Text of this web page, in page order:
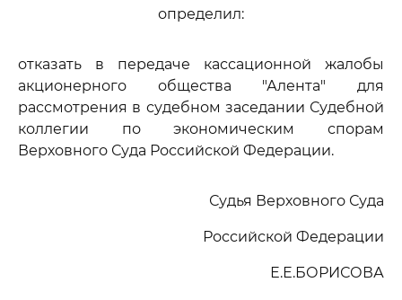
определил:
отказать в передаче кассационной жалобы
акционерного общества "Алента" для
рассмотрения в судебном заседании Судебной
коллегии по экономическим спорам
Верховного Суда Российской Федерации.
Судья Верховного Суда
Российской Федерации
Е.Е.БОРИСОВА